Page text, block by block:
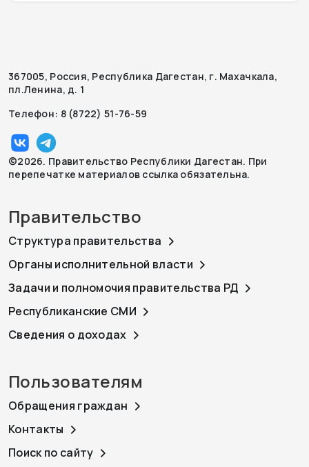
367005, Россия, Республика Дагестан, г. Махачкала,
пл.Ленина, д. 1
Телефон: 8 (8722) 51-76-59
©2026. Правительство Республики Дагестан. При
перепечатке материалов ссылка обязательна.
Правительство
Структура правительства
Органы исполнительной власти
Задачи и полномочия правительства РД
Республиканские СМИ
Сведения о доходах
Пользователям
Обращения граждан
Контакты
Поиск по сайту